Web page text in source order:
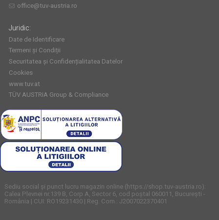
office@tuv-austria.ro
Juridic:
Date de Identificare
Termeni și Condiții
Securitatea și Confidențialitatea Datelor
Cookies
www.tuv.at
TÜV AUSTRIA Group & Compliance
Sediu social și punct lucru magazin online (https://shop.tuv-austria.ro):
Calea Plevnei nr.139 B, Corp A, Sector 6, cod poștal 060011, București -
România | CUI: RO19231430 | Reg. Com.: J2007022370401